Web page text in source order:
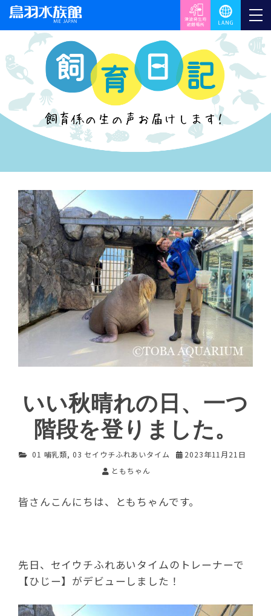
いい秋晴れの日、一つ
階段を登りました。
01 哺乳類, 03 セイウチふれあいタイム
2023年11月21日
ともちゃん
皆さんこんにちは、ともちゃんです。
先日、セイウチふれあいタイムのトレーナーで
【ひじー】がデビューしました！